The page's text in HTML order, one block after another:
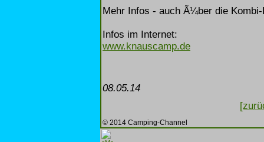
Mehr Infos - auch Ã¼ber die
Infos im Internet:
www.knauscamp.de
08.05.14
© 2014 Camping-Channel